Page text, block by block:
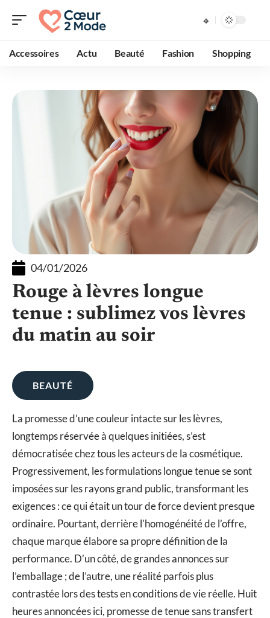
Accessoires Actu Beauté Fashion Shopping
04/01/2026
Rouge à lèvres longue
tenue : sublimez vos lèvres
du matin au soir
BEAUTÉ
La promesse d’une couleur intacte sur les lèvres,
longtemps réservée à quelques initiées, s’est
démocratisée chez tous les acteurs de la cosmétique.
Progressivement, les formulations longue tenue se sont
imposées sur les rayons grand public, transformant les
exigences : ce qui était un tour de force devient presque
ordinaire. Pourtant, derrière l’homogénéité de l’offre,
chaque marque élabore sa propre définition de la
performance. D’un côté, de grandes annonces sur
l’emballage ; de l’autre, une réalité parfois plus
contrastée lors des tests en conditions de vie réelle. Huit
heures annoncées ici, promesse de tenue sans transfert